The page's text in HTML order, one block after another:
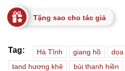
Tặng sao cho tác giả
Tag: Hà Tĩnh giang hồ
dọa
tand hương khê
bùi thanh hiền